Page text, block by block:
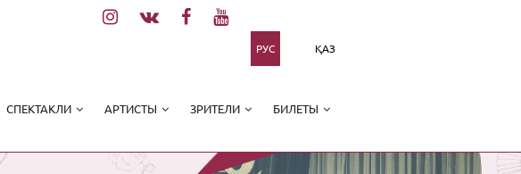
РУС ҚАЗ
СПЕКТАКЛИ АРТИСТЫ ЗРИТЕЛИ БИЛЕТЫ